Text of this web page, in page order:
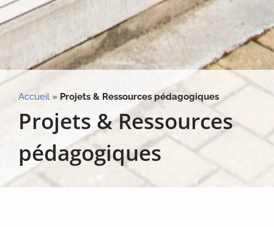
Accueil » Projets & Ressources pédagogiques
Projets & Ressources
pédagogiques